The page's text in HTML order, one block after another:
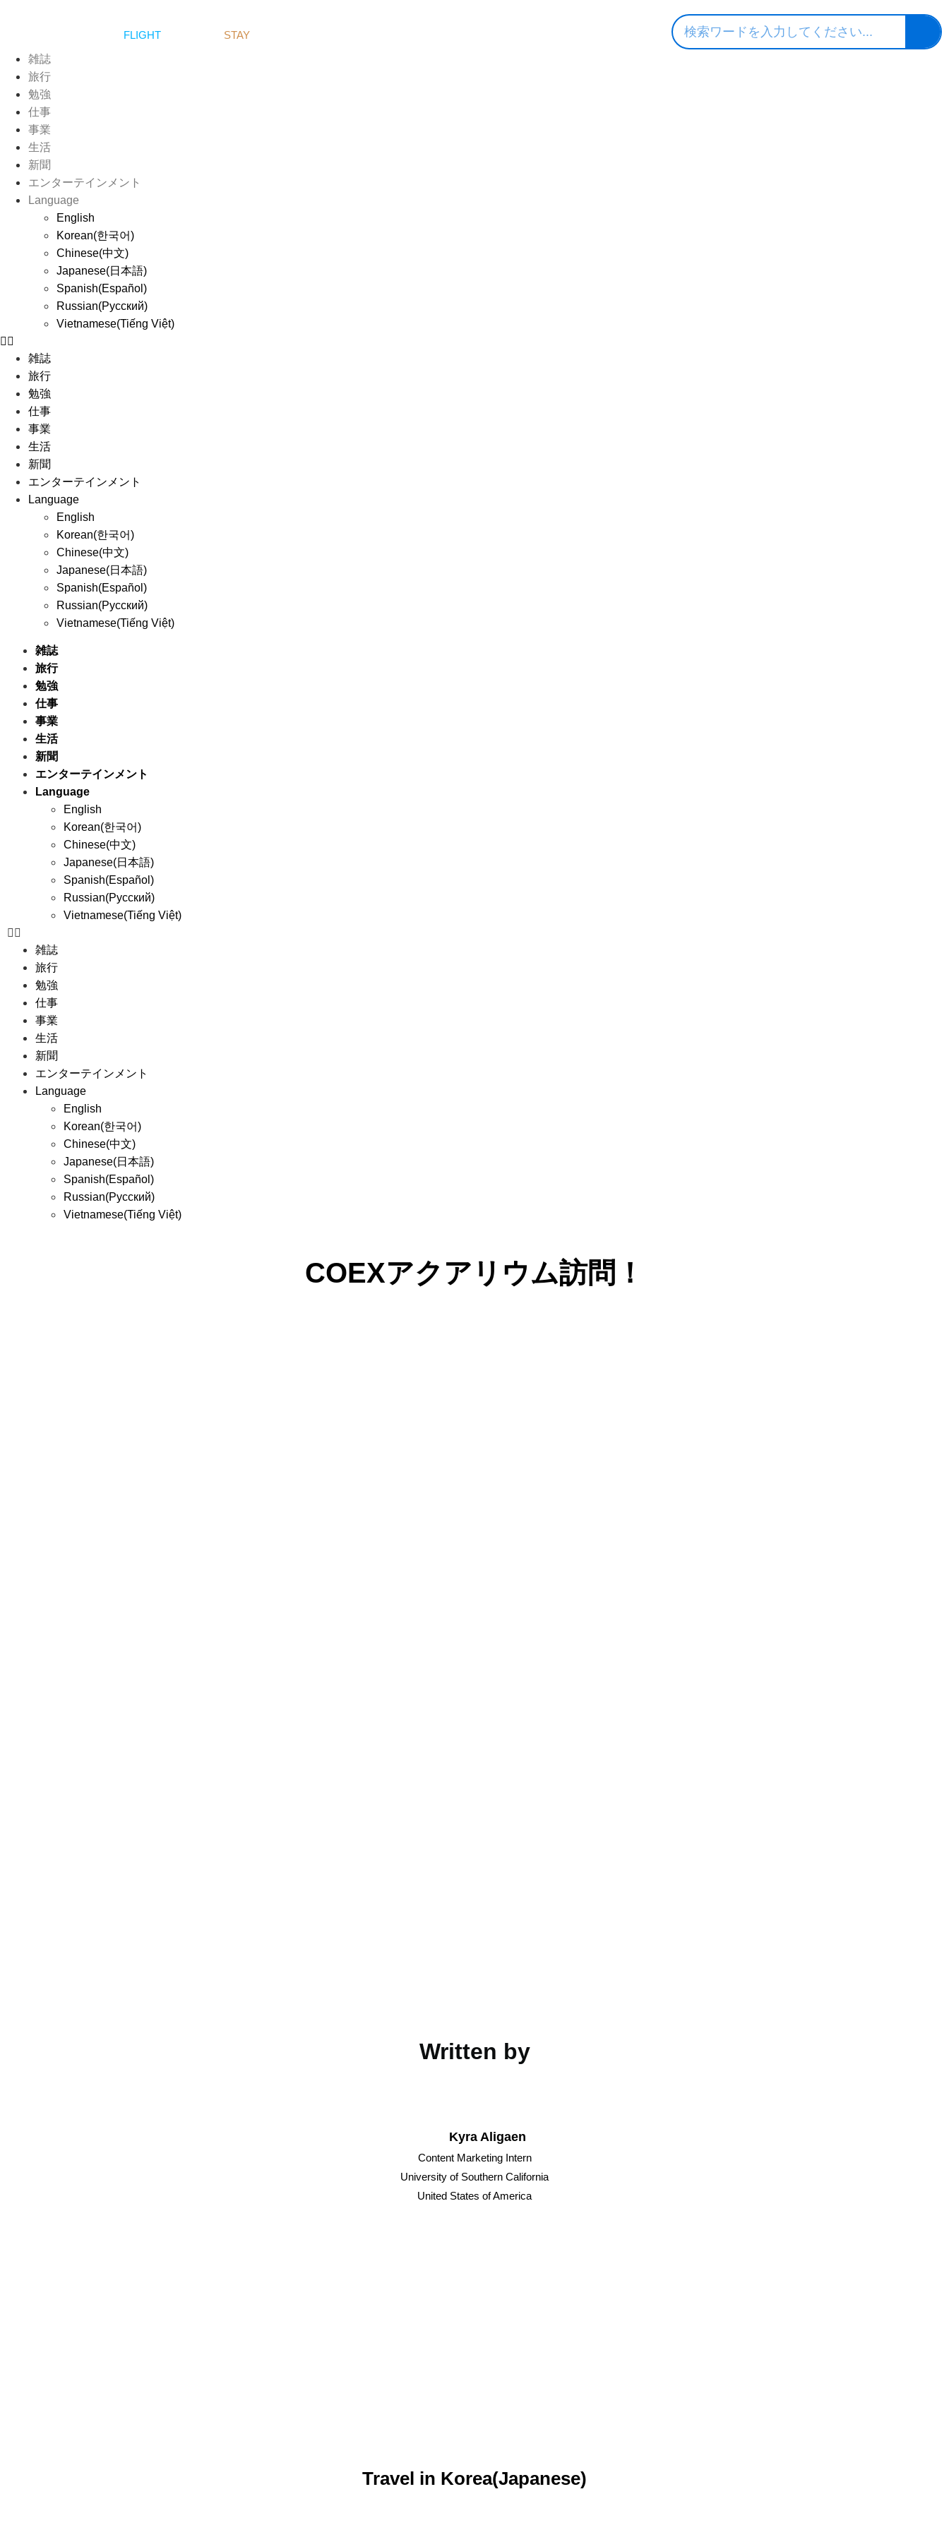
FLIGHT
STAY
雑誌
旅行
勉強
仕事
事業
生活
新聞
エンターテインメント
Language
English
Korean(한국어)
Chinese(中文)
Japanese(日本語)
Spanish(Español)
Russian(Русский)
Vietnamese(Tiếng Việt)
雑誌
旅行
勉強
仕事
事業
生活
新聞
エンターテインメント
Language
English
Korean(한국어)
Chinese(中文)
Japanese(日本語)
Spanish(Español)
Russian(Русский)
Vietnamese(Tiếng Việt)
雑誌
旅行
勉強
仕事
事業
生活
新聞
エンターテインメント
Language
English
Korean(한국어)
Chinese(中文)
Japanese(日本語)
Spanish(Español)
Russian(Русский)
Vietnamese(Tiếng Việt)
雑誌
旅行
勉強
仕事
事業
生活
新聞
エンターテインメント
Language
English
Korean(한국어)
Chinese(中文)
Japanese(日本語)
Spanish(Español)
Russian(Русский)
Vietnamese(Tiếng Việt)
COEXアクアリウム訪問！
Written by
Kyra Aligaen
Content Marketing Intern
University of Southern California
United States of America
Travel in Korea(Japanese)